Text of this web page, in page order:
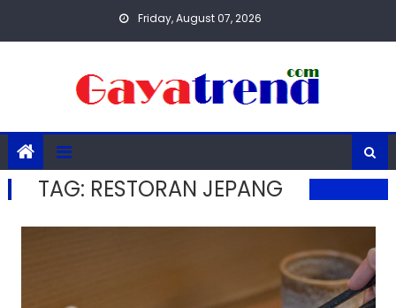
Friday, August 07, 2026
TAG: RESTORAN JEPANG